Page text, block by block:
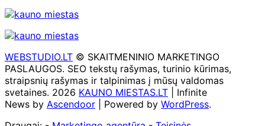
WEBSTUDIO.LT © SKAITMENINIO MARKETINGO
PASLAUGOS. SEO tekstų rašymas, turinio kūrimas,
straipsnių rašymas ir talpinimas į mūsų valdomas
svetaines. 2026 KAUNO MIESTAS.LT | Infinite
News by Ascendoor | Powered by WordPress.